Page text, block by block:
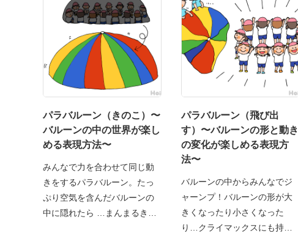
パラバルーン（きのこ）〜
バルーンの中の世界が楽し
める表現方法〜
みんなで力を合わせて同じ動
きをするパラバルーン。たっ
ぷり空気を含んだバルーンの
中に隠れたら …まんまるきの
パラバルーン（飛び出
す）〜バルーンの形と動き
の変化が楽しめる表現方
法〜
バルーンの中からみんなでジ
ャーンプ！バルーンの形が大
きくなったり小さくなった
り…クライマックスにも持っ